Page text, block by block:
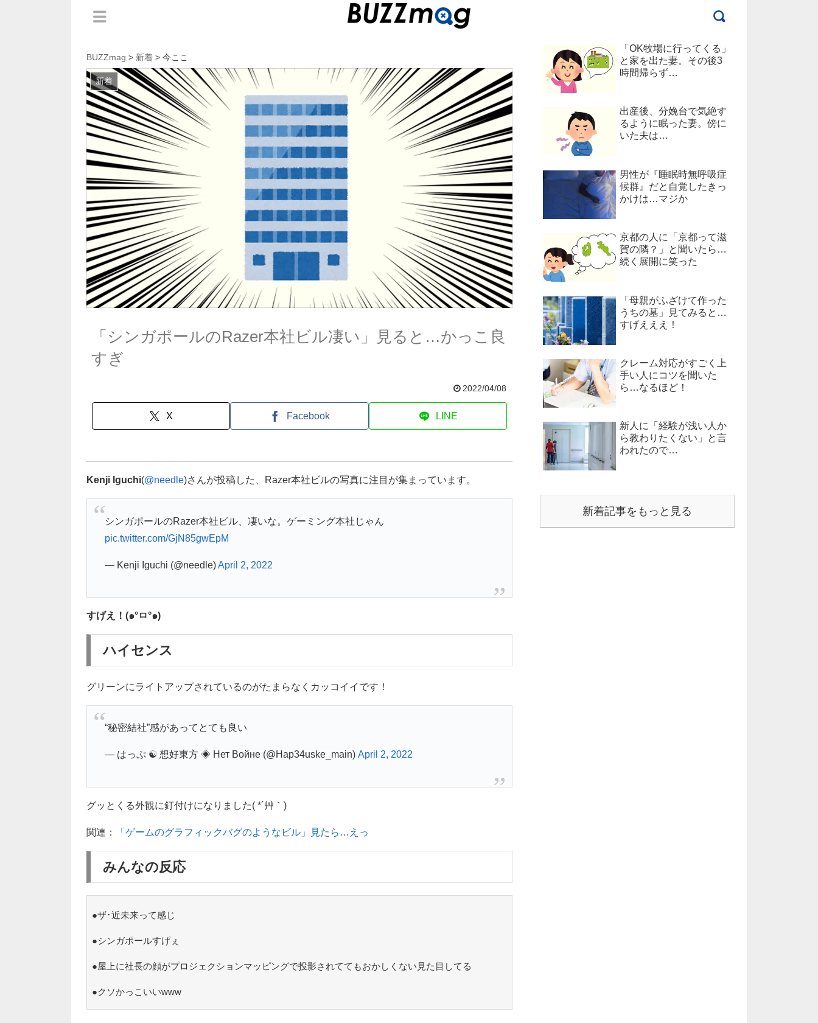
BUZZmag > 新着 > 今ここ
新着
「シンガポールのRazer本社ビル凄い」見ると…かっこ良
すぎ
2022/04/08
X Facebook LINE
Kenji Iguchi(@needle)さんが投稿した、Razer本社ビルの写真に注目が集まっています。
シンガポールのRazer本社ビル、凄いな。ゲーミング本社じゃん
pic.twitter.com/GjN85gwEpM
— Kenji Iguchi (@needle)April 2, 2022
すげえ！(๑°ㅁ°๑)
ハイセンス
グリーンにライトアップされているのがたまらなくカッコイイです！
“秘密結社”感があってとても良い
— はっぷ ☯ 想好東方 ◈ Нет Войне (@Hap34uske_main) April 2, 2022
グッとくる外観に釘付けになりました( *´艸｀)
関連： 「ゲームのグラフィックバグのようなビル」見たら…えっ
みんなの反応
●ザ･近未来って感じ
●シンガポールすげぇ
●屋上に社長の顔がプロジェクションマッピングで投影されててもおかしくない見た目してる
●クソかっこいいwww
「OK牧場に行ってくる」
と家を出た妻。その後3
時間帰らず…
出産後、分娩台で気絶す
るように眠った妻。傍に
いた夫は…
男性が『睡眠時無呼吸症
候群』だと自覚したきっ
かけは…マジか
京都の人に「京都って滋
賀の隣？」と聞いたら…
続く展開に笑った
「母親がふざけて作った
うちの墓」見てみると…
すげえええ！
クレーム対応がすごく上
手い人にコツを聞いた
ら…なるほど！
新人に「経験が浅い人か
ら教わりたくない」と言
われたので…
新着記事をもっと見る